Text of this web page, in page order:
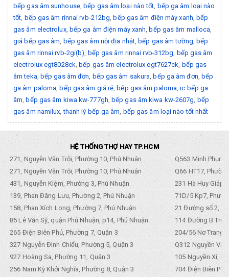
bếp gas âm sunhouse, bếp gas âm loại nào tốt, bếp ga âm loại nào
tốt, bếp gas âm rinnai rvb-212bg, bếp gas âm điện máy xanh, bếp
gas âm electrolux, bếp ga âm điện máy xanh, bếp gas âm malloca,
giá bếp gas âm, bếp gas âm nội địa nhật, bếp gas âm tường, bếp
gas âm rinnai rvb-2gi(b), bếp gas âm rinnai rvb-312bg, bếp gas âm
electrolux egt8028ck, bếp gas âm electrolux egt7627ck, bếp gas
âm teka, bếp gas âm đơn, bếp gas âm sakura, bếp ga âm đơn, bếp
ga âm paloma, bếp gas âm giá rẻ, bếp gas âm paloma,ic bếp ga
âm, bếp gas âm kiwa kw-777gh, bếp gas âm kiwa kw-2607g, bếp
gas âm namilux,thanh lý bếp ga âm, bếp gas âm loại nào tốt nhất
HỆ THỐNG THỢ HAY TP.HCM
271, Nguyễn Văn Trỗi, Phường 10, Phú Nhuận
Q563 Minh
271, Nguyễn Văn Trỗi, Phường 10, Phú Nhuận
Q66 HT17,
431, Nguyễn Kiệm, Phường 3, Phú Nhuận
231 Hà Huy Giáp,
139, Phan Đăng Lưu, Phường 2, Phú Nhuận
71D/5 Kp7,
158, Phan Xích Long, Phường 7, Phú Nhuận
21 Đường số 2,
85 Lê Văn Sỹ, quận Phú Nhuận, p14, Phú Nhuận
114 Đường B
265 Điện Biên Phủ, Phường 7, Quận 3
204/56 Nơ Trang
327 Nguyễn Đình Chiểu, Phường 5, Quận 3
Q312 Nguyền
927 Hoàng Sa, Phường 11, Quận 3
105 Nguyền Xí,
256 Nam Kỳ Khởi Nghĩa, Phường 8, Quận 3
704 Điện Biên